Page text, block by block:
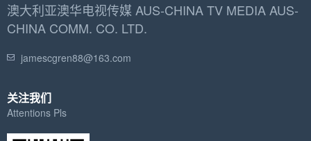
澳大利亚澳华电视传媒 AUS-CHINA TV MEDIA AUS-
CHINA COMM. CO. LTD.
jamescgren88@163.com
关注我们
Attentions Pls